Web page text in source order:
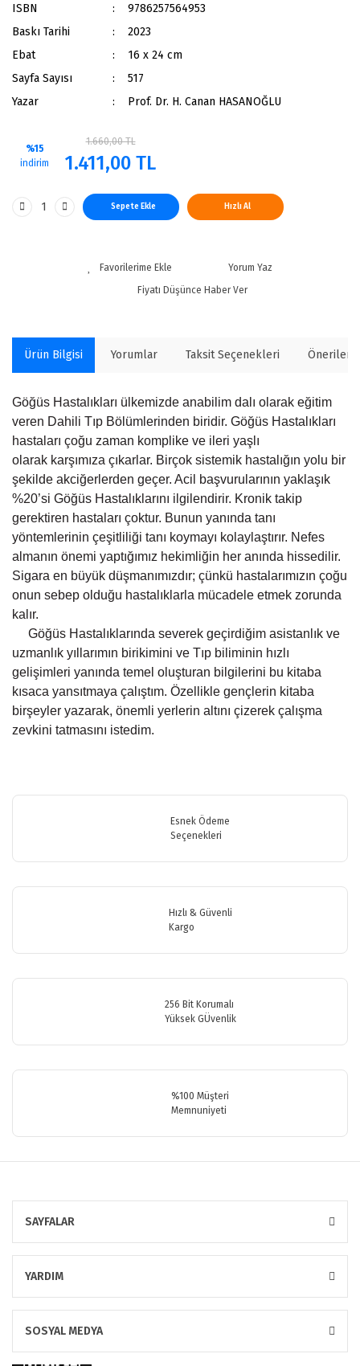
ISBN
9786257564953
Baskı Tarihi
2023
Ebat
16 x 24 cm
Sayfa Sayısı
517
Yazar
Prof. Dr. H. Canan HASANOĞLU
%15
indirim
1.660,00 TL
1.411,00 TL
Sepete Ekle Hızlı Al
Yorum Yaz
Fiyatı Düşünce Haber Ver
Ürün Bilgisi Yorumlar Taksit Seçenekleri
Göğüs Hastalıkları ülkemizde anabilim dalı olarak eğitim
veren Dahili Tıp Bölümlerinden biridir. Göğüs Hastalıkları
hastaları çoğu zaman komplike ve ileri yaşlı
olarak karşımıza çıkarlar. Birçok sistemik hastalığın yolu bir
şekilde akciğerlerden geçer. Acil başvurularının yaklaşık
%20’si Göğüs Hastalıklarını ilgilendirir. Kronik takip
gerektiren hastaları çoktur. Bunun yanında tanı
yöntemlerinin çeşitliliği tanı koymayı kolaylaştırır. Nefes
almanın önemi yaptığımız hekimliğin her anında hissedilir.
Sigara en büyük düşmanımızdır; çünkü hastalarımızın çoğu
onun sebep olduğu hastalıklarla mücadele etmek zorunda
kalır.
Göğüs Hastalıklarında severek geçirdiğim asistanlık ve
uzmanlık yıllarımın birikimini ve Tıp biliminin hızlı
gelişimleri yanında temel oluşturan bilgilerini bu kitaba
kısaca yansıtmaya çalıştım. Özellikle gençlerin kitaba
birşeyler yazarak, önemli yerlerin altını çizerek çalışma
zevkini tatmasını istedim.
Bu ürüne ilk yorumu siz yapın!
Görüş ve önerileriniz için teşekkür ederiz.
Ürün resmi kalitesiz, bozuk veya görüntülenemiyor.
Ürün fiyatı diğer sitelerden daha pahalı.
Esnek Ödeme
Seçenekleri
Hızlı & Güvenli
Kargo
256 Bit Korumalı
Yüksek GÜvenlik
%100 Müşteri
Memnuniyeti
SAYFALAR
YARDIM
SOSYAL MEDYA